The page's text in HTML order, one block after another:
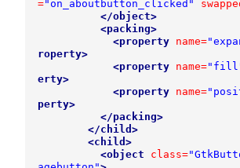
="on_aboutbutton_clicked"
</object>
<packing>
<property name=
roperty>
<property name=
erty>
<property name=
perty>
</packing>
</child>
<child>
<object
class=